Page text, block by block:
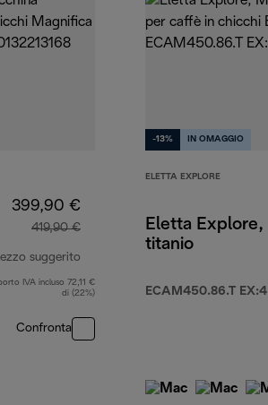
399,90 €
419,90 €
suggerito
prezzo originale 419,90 €
IVA incluso 72,11 €
di (22%)
Confronta
-13% IN OMAGGIO
ELETTA EXPLORE
Eletta Explore,
titanio
ECAM450.86.T EX:4